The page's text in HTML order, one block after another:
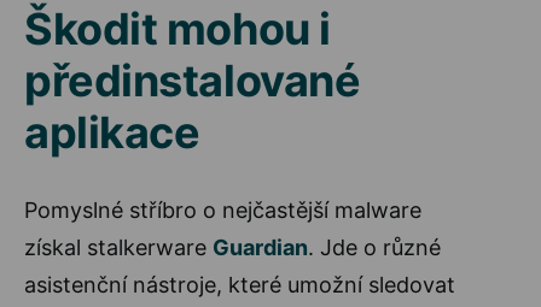
Škodit mohou i
předinstalované
aplikace
Pomyslné stříbro o nejčastější malware
získal stalkerware Guardian. Jde o různé
asistenční nástroje, které umožní sledovat